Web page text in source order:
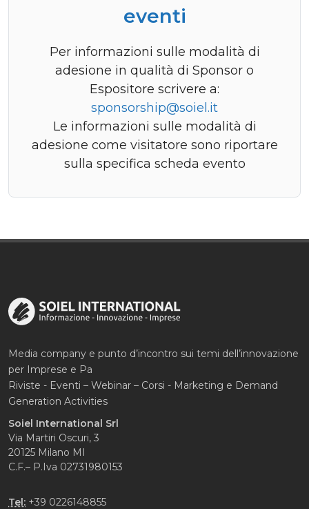
eventi
Per informazioni sulle modalità di
adesione in qualità di Sponsor o
Espositore scrivere a:
sponsorship@soiel.it
Le informazioni sulle modalità di
adesione come visitatore sono riportare
sulla specifica scheda evento
Media company e punto d’incontro sui temi dell’innovazione
per Imprese e Pa
Riviste - Eventi – Webinar – Corsi - Marketing e Demand
Generation Activities
Soiel International Srl
Via Martiri Oscuri, 3
20125 Milano MI
C.F.– P.Iva 02731980153
Tel: +39 0226148855